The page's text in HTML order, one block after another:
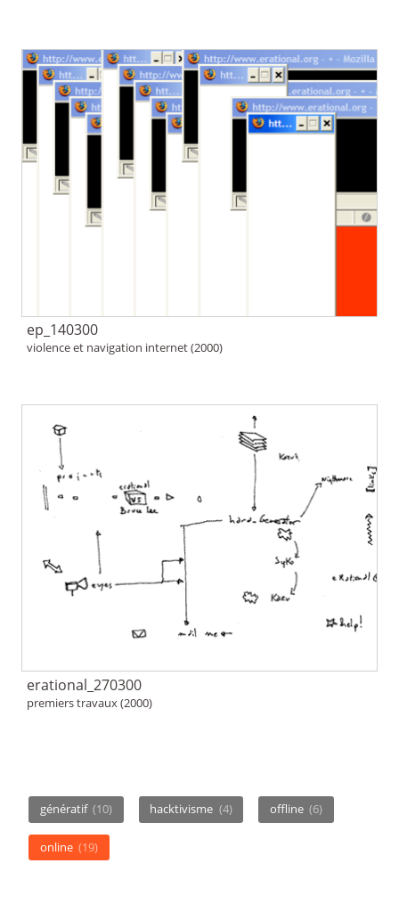
ep_140300
violence et navigation internet (2000)
erational_270300
premiers travaux (2000)
génératif (10) hacktivisme (4) offline (6)
online (19)